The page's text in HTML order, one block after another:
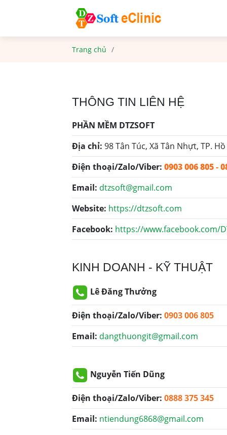
Trang chủ
THÔNG TIN LIÊN HỆ
PHẦN MỀM DTZSOFT
Địa chỉ: 98 Tân Túc, Xã Tân Nhựt, TP.
Điện thoại/Zalo/Viber: 0903 006 805-
Email: dtzsoft@gmail.com
Website: https://dtzsoft.com
Facebook: https://www.facebook.com/
KINH DOANH - KỸ THUẬT
Lê Đăng Thưởng
Điện thoại/Zalo/Viber: 0903 006 805
Email: dangthuongit@gmail.com
Nguyễn Tiến Dũng
Điện thoại/Zalo/Viber: 0888 375 345
Email: ntiendung6868@gmail.com